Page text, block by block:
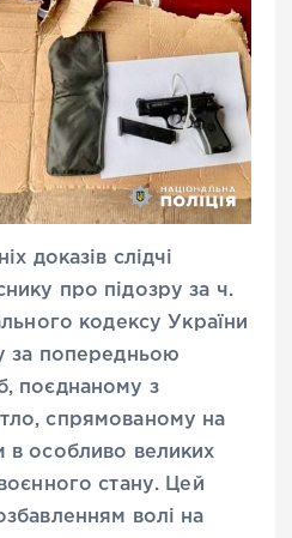
доказів слідчі
про підозру за ч.
кодексу України
за попередньою
поєднаному з
спрямованому на
в особливо великих
стану. Цей
волі на